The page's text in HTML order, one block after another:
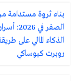
بناء ثروة مستدامة
الصفر في 2026: أسرار
الذكاء المالي على
روبرت كيوساكي